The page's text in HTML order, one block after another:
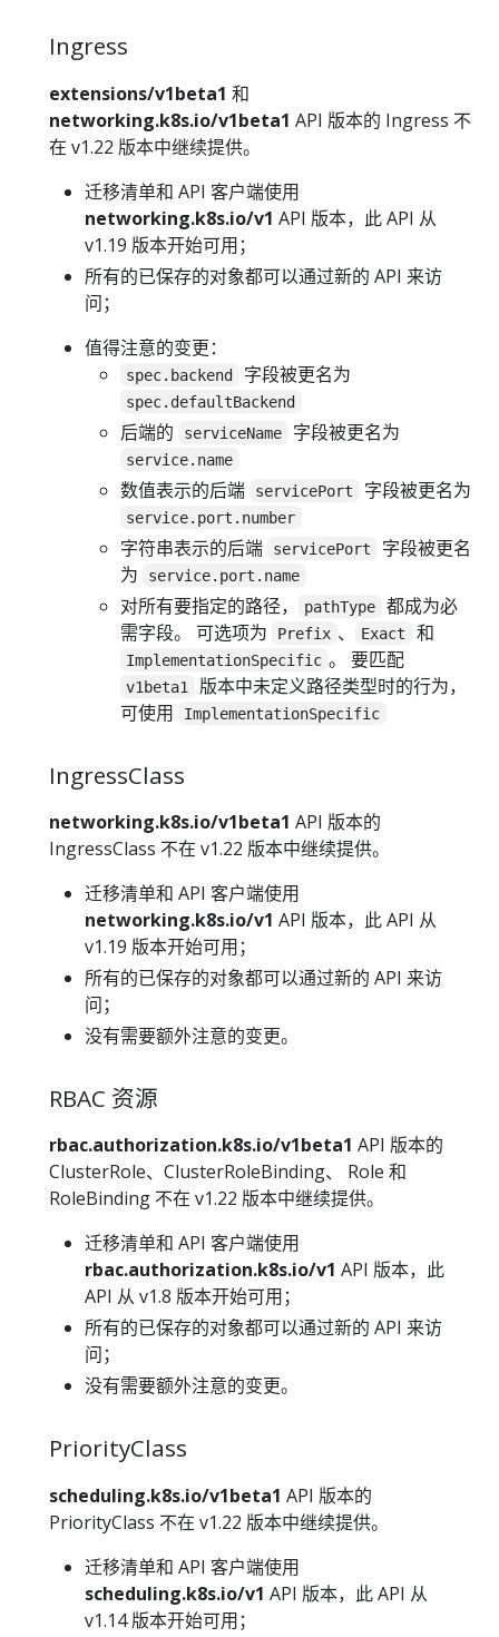
Ingress
extensions/v1beta1 和
networking.k8s.io/v1beta1 API 版本的 Ingress 不
在 v1.22 版本中继续提供。
迁移清单和 API 客户端使用
networking.k8s.io/v1 API 版本，此 API 从
v1.19 版本开始可用；
所有的已保存的对象都可以通过新的 API 来访
问；
值得注意的变更：
spec.backend 字段被更名为
spec.defaultBackend
后端的 serviceName 字段被更名为
service.name
数值表示的后端 servicePort 字段被更名为
service.port.number
字符串表示的后端 servicePort
字段被更名
为
service.port.name
对所有要指定的路径， pathType
都成为必
需字段。 可选项为
Prefix 、 Exact 和
ImplementationSpecific 。 要匹配
v1beta1
版本中未定义路径类型时的行为，
可使用
ImplementationSpecific
IngressClass
networking.k8s.io/v1beta1 API 版本的
IngressClass 不在 v1.22 版本中继续提供。
迁移清单和 API 客户端使用
networking.k8s.io/v1 API 版本，此 API 从
v1.19 版本开始可用；
所有的已保存的对象都可以通过新的 API 来访
问；
没有需要额外注意的变更。
RBAC 资源
rbac.authorization.k8s.io/v1beta1 API 版本的
ClusterRole、ClusterRoleBinding、 Role 和
RoleBinding 不在 v1.22 版本中继续提供。
迁移清单和 API 客户端使用
rbac.authorization.k8s.io/v1 API 版本，此
API 从 v1.8 版本开始可用；
所有的已保存的对象都可以通过新的 API 来访
问；
没有需要额外注意的变更。
PriorityClass
scheduling.k8s.io/v1beta1 API 版本的
PriorityClass 不在 v1.22 版本中继续提供。
迁移清单和 API 客户端使用
scheduling.k8s.io/v1 API 版本，此 API 从
v1.14 版本开始可用；